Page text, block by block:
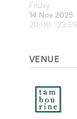
Friday
14 Nov 2025
20:00
23:59
VENUE